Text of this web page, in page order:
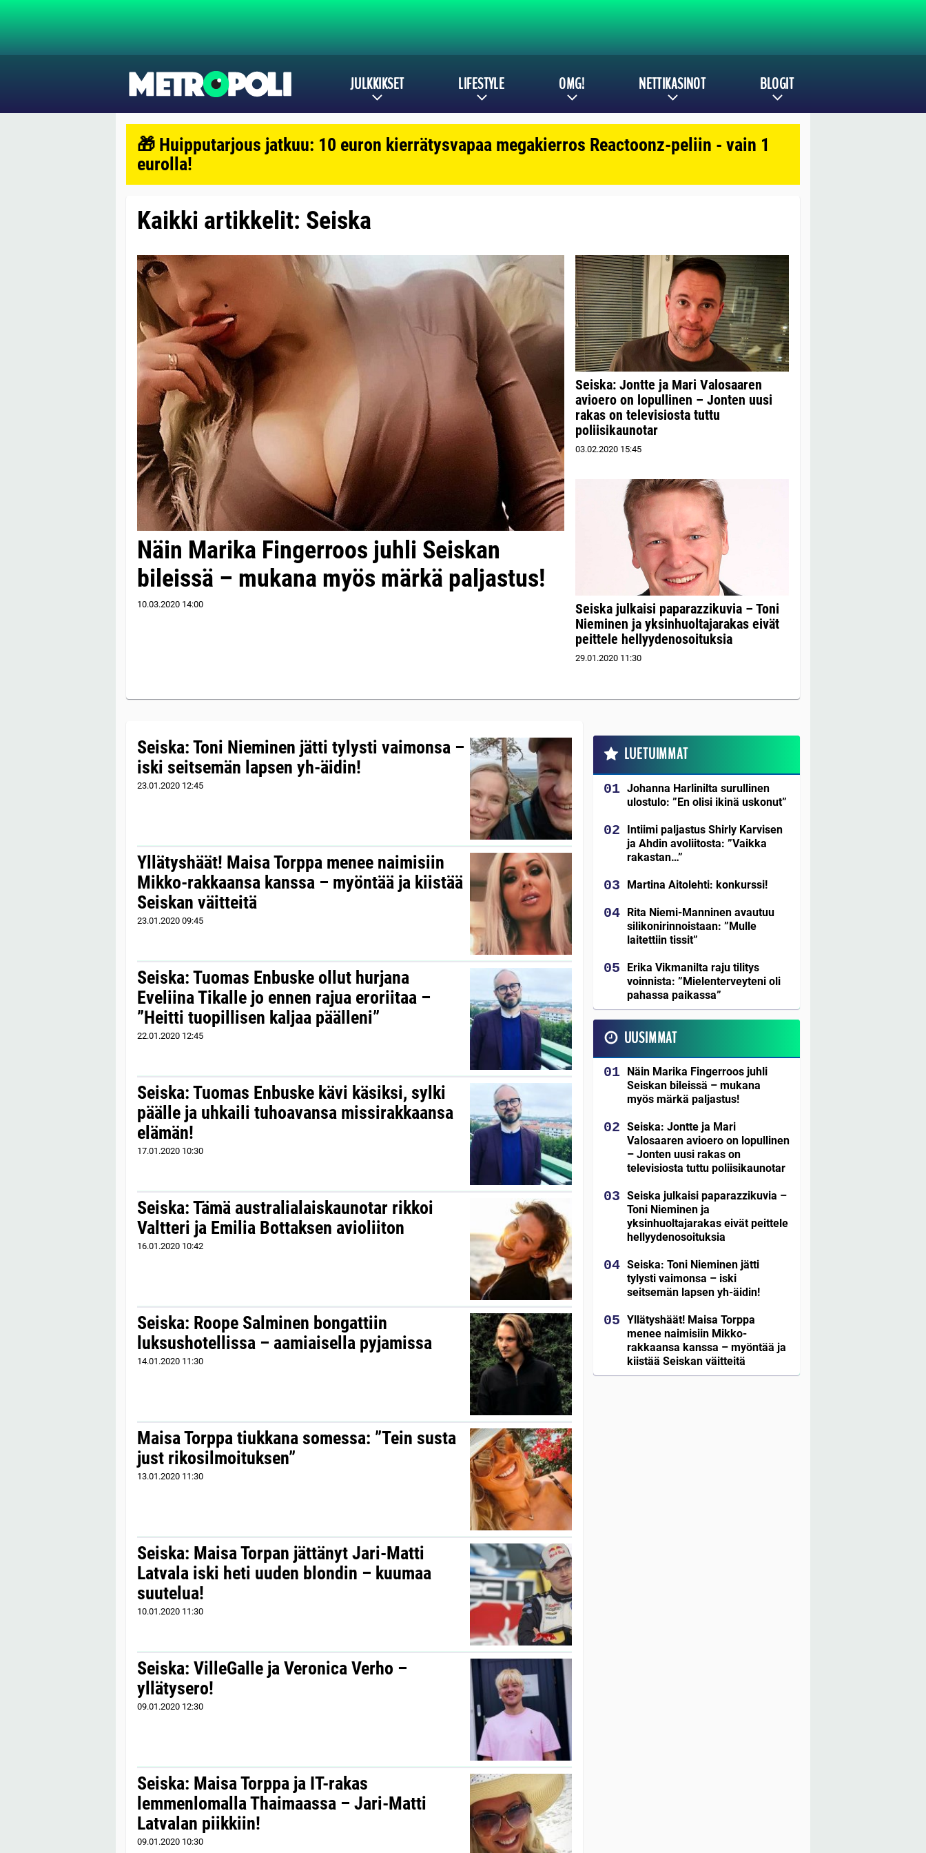
JULKKIKSET LIFESTYLE OMG! NETTIKASINOT BLOGIT
🎁 Huipputarjous jatkuu: 10 euron kierrätysvapaa megakierros Reactoonz-peliin - vain 1
eurolla!
Kaikki artikkelit: Seiska
Näin Marika Fingerroos juhli Seiskan
bileissä – mukana myös märkä paljastus!
10.03.2020 14:00
Seiska: Jontte ja Mari Valosaaren
avioero on lopullinen – Jonten uusi
rakas on televisiosta tuttu
poliisikaunotar
03.02.2020 15:45
Seiska julkaisi paparazzikuvia – Toni
Nieminen ja yksinhuoltajarakas eivät
peittele hellyydenosoituksia
29.01.2020 11:30
Seiska: Toni Nieminen jätti tylysti vaimonsa –
iski seitsemän lapsen yh-äidin!
23.01.2020 12:45
Yllätyshäät! Maisa Torppa menee naimisiin
Mikko-rakkaansa kanssa – myöntää ja kiistää
Seiskan väitteitä
23.01.2020 09:45
Seiska: Tuomas Enbuske ollut hurjana
Eveliina Tikalle jo ennen rajua eroriitaa –
”Heitti tuopillisen kaljaa päälleni”
22.01.2020 12:45
Seiska: Tuomas Enbuske kävi käsiksi, sylki
päälle ja uhkaili tuhoavansa missirakkaansa
elämän!
17.01.2020 10:30
Seiska: Tämä australialaiskaunotar rikkoi
Valtteri ja Emilia Bottaksen avioliiton
16.01.2020 10:42
Seiska: Roope Salminen bongattiin
luksushotellissa – aamiaisella pyjamissa
14.01.2020 11:30
Maisa Torppa tiukkana somessa: ”Tein susta
just rikosilmoituksen”
13.01.2020 11:30
Seiska: Maisa Torpan jättänyt Jari-Matti
Latvala iski heti uuden blondin – kuumaa
suutelua!
10.01.2020 11:30
Seiska: VilleGalle ja Veronica Verho –
yllätysero!
09.01.2020 12:30
Seiska: Maisa Torppa ja IT-rakas
lemmenlomalla Thaimaassa – Jari-Matti
Latvalan piikkiin!
09.01.2020 10:30
LUETUIMMAT
Johanna Harlinilta surullinen
ulostulo: ”En olisi ikinä uskonut”
Intiimi paljastus Shirly Karvisen
ja Ahdin avoliitosta: ”Vaikka
rakastan…”
Martina Aitolehti: konkurssi!
Rita Niemi-Manninen avautuu
silikonirinnoistaan: ”Mulle
laitettiin tissit”
Erika Vikmanilta raju tilitys
voinnista: ”Mielenterveyteni oli
pahassa paikassa”
UUSIMMAT
Näin Marika Fingerroos juhli
Seiskan bileissä – mukana
myös märkä paljastus!
Seiska: Jontte ja Mari
Valosaaren avioero on lopullinen
– Jonten uusi rakas on
televisiosta tuttu poliisikaunotar
Seiska julkaisi paparazzikuvia –
Toni Nieminen ja
yksinhuoltajarakas eivät peittele
hellyydenosoituksia
Seiska: Toni Nieminen jätti
tylysti vaimonsa – iski
seitsemän lapsen yh-äidin!
Yllätyshäät! Maisa Torppa
menee naimisiin Mikko-
rakkaansa kanssa – myöntää ja
kiistää Seiskan väitteitä